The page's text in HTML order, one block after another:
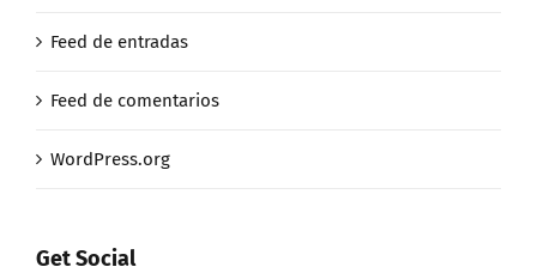
Feed de entradas
Feed de comentarios
WordPress.org
Get Social